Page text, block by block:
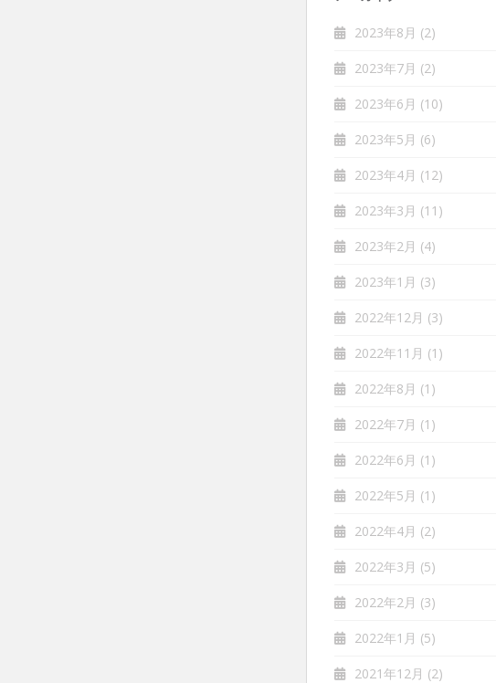
2023年8月 (2)
2023年7月 (2)
2023年6月 (10)
2023年5月 (6)
2023年4月 (12)
2023年3月 (11)
2023年2月 (4)
2023年1月 (3)
2022年12月 (3)
2022年11月 (1)
2022年8月 (1)
2022年7月 (1)
2022年6月 (1)
2022年5月 (1)
2022年4月 (2)
2022年3月 (5)
2022年2月 (3)
2022年1月 (5)
2021年12月 (2)